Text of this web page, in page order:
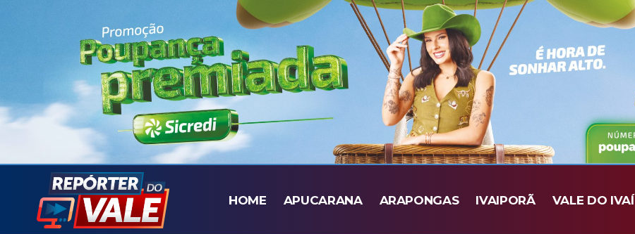
HOME APUCARANA ARAPONGAS IVAIPORÃ VALE DO IVAÍ